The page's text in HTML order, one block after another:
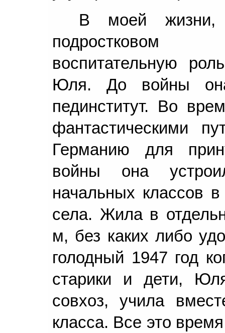
В моей жизни,
подростковом
воспитательную
Юля. До войны она
пединститут. Во
фантастическими
Германию для
войны она
начальных классов
села. Жила в
м, без каких либо
голодный 1947 год
старики и дети,
совхоз, учила
класса. Все это